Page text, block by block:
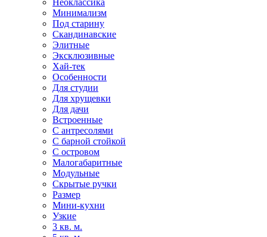
Неоклассика
Минимализм
Под старину
Скандинавские
Элитные
Эксклюзивные
Хай-тек
Особенности
Для студии
Для хрущевки
Для дачи
Встроенные
С антресолями
С барной стойкой
С островом
Малогабаритные
Модульные
Скрытые ручки
Размер
Мини-кухни
Узкие
3 кв. м.